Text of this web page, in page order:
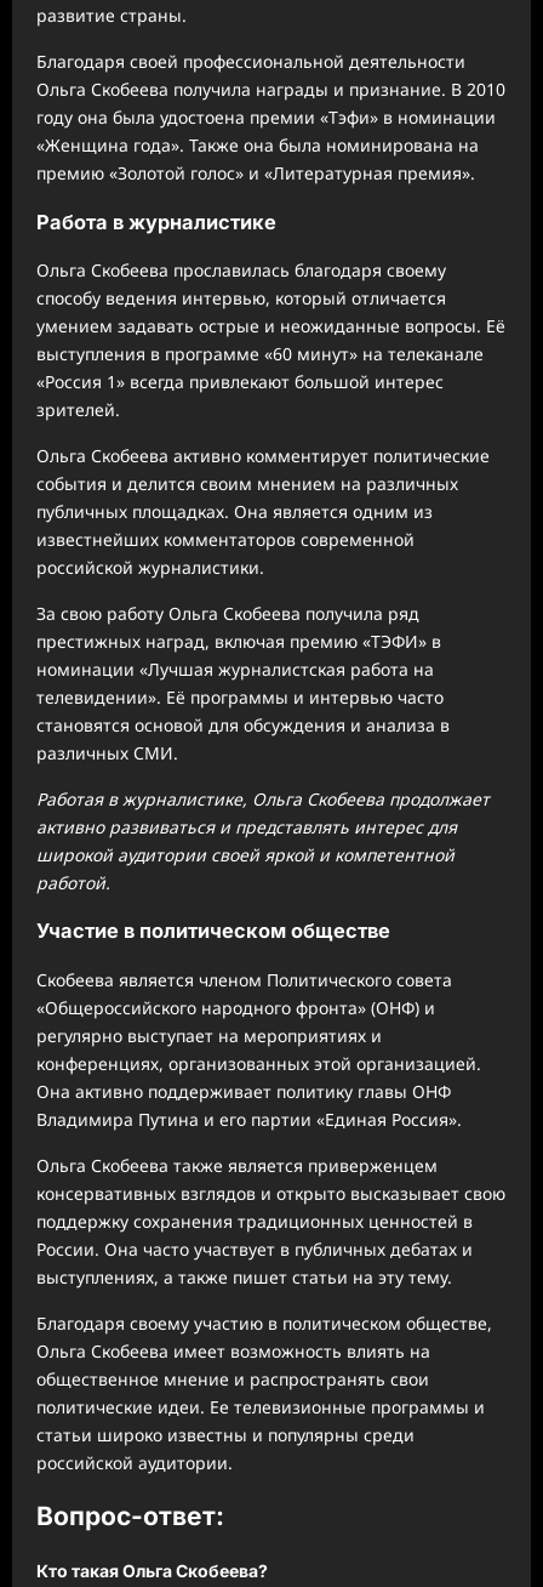
развитие страны.
Благодаря своей профессиональной деятельности
Ольга Скобеева получила награды и признание. В 2010
году она была удостоена премии «Тэфи» в номинации
«Женщина года». Также она была номинирована на
премию «Золотой голос» и «Литературная премия».
Работа в журналистике
Ольга Скобеева прославилась благодаря своему
способу ведения интервью, который отличается
умением задавать острые и неожиданные вопросы. Её
выступления в программе «60 минут» на телеканале
«Россия 1» всегда привлекают большой интерес
зрителей.
Ольга Скобеева активно комментирует политические
события и делится своим мнением на различных
публичных площадках. Она является одним из
известнейших комментаторов современной
российской журналистики.
За свою работу Ольга Скобеева получила ряд
престижных наград, включая премию «ТЭФИ» в
номинации «Лучшая журналистская работа на
телевидении». Её программы и интервью часто
становятся основой для обсуждения и анализа в
различных СМИ.
Работая в журналистике, Ольга Скобеева продолжает
активно развиваться и представлять интерес для
широкой аудитории своей яркой и компетентной
работой.
Участие в политическом обществе
Скобеева является членом Политического совета
«Общероссийского народного фронта» (ОНФ) и
регулярно выступает на мероприятиях и
конференциях, организованных этой организацией.
Она активно поддерживает политику главы ОНФ
Владимира Путина и его партии «Единая Россия».
Ольга Скобеева также является приверженцем
консервативных взглядов и открыто высказывает свою
поддержку сохранения традиционных ценностей в
России. Она часто участвует в публичных дебатах и
выступлениях, а также пишет статьи на эту тему.
Благодаря своему участию в политическом обществе,
Ольга Скобеева имеет возможность влиять на
общественное мнение и распространять свои
политические идеи. Ее телевизионные программы и
статьи широко известны и популярны среди
российской аудитории.
Вопрос-ответ:
Кто такая Ольга Скобеева?